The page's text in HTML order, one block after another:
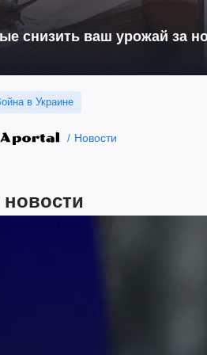
снизить ваш урожай за
в Украине
Новости